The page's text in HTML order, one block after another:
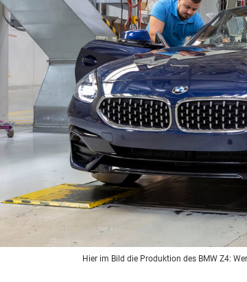
Hier im Bild die Produktion des BMW Z4: